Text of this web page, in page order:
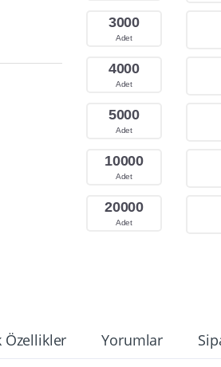
3000
Adet
4000
Adet
5000
Adet
10000
Adet
20000
Adet
Özellikler Yorumlar